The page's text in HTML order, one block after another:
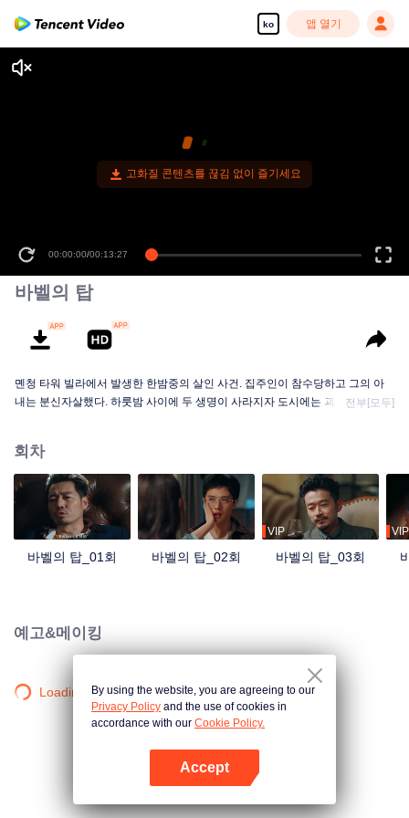
ko 앱 열기
고화질 콘텐츠를 끊김 없이 즐기세요
00:00:00/00:13:27
바벨의 탑
몐청 타워 빌라에서 발생한 한밤중의 살인 사건. 집주인이 참수당하고 그의 아
내는 분신자살했다. 하룻밤 사이에 두 생명이 사라지자 도시에는 괴담이 돌기
드러나고, 살기가 도사리는 가운데 그 누구도 무사히 빠져나갈 수 없다. 뒤얽힌
음모 속에서 진실은 과연 무엇인가?
전부[모두]
회차
바벨의 탑_01회 바벨의 탑_02회
VIP
바벨의 탑_03회
VIP
예고&메이킹
Loading…By using the website, you are agreeing to our
Privacy Policy and the use of cookies in
accordance with our Cookie Policy.
Accept